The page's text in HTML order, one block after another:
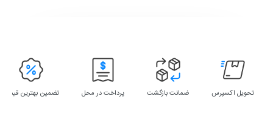
تحویل اکسپرس ضمانت بازگشت پرداخت در محل تضمین بهترین قیمت